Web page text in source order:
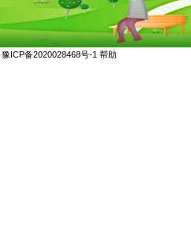
豫ICP备2020028468号-1 帮助